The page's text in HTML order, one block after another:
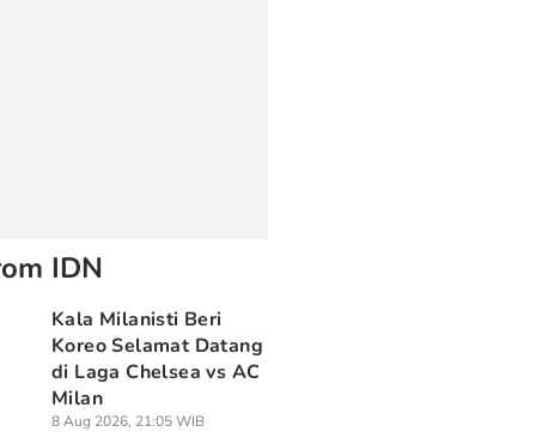
IDN
Kala Milanisti Beri
Koreo Selamat Datang
di Laga Chelsea vs AC
Milan
8 Aug 2026, 21:05 WIB